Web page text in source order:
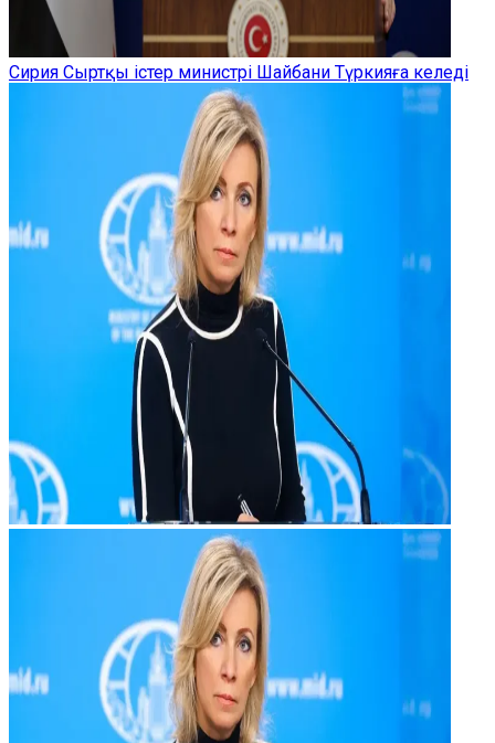
Сирия Сыртқы істер министрі Шайбани Түркияға келеді